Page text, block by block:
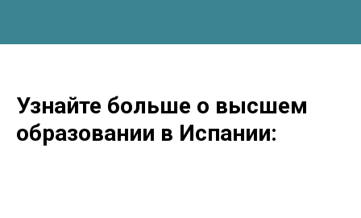
Узнайте больше о высшем
образовании в Испании: